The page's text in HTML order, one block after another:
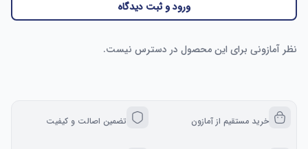
ورود و ثبت دیدگاه
نظر آمازونی برای این محصول در دسترس نیست.
خرید مستقیم از آمازون تضمین اصالت و کیفیت